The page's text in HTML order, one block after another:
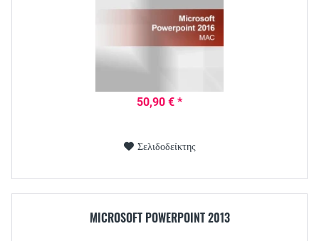
50,90 € *
Σελιδοδείκτης
MICROSOFT POWERPOINT 2013